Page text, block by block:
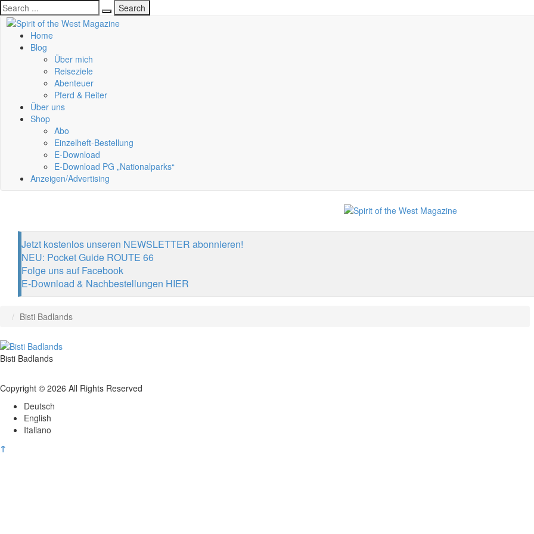
Home
Blog
Über mich
Reiseziele
Abenteuer
Pferd & Reiter
Über uns
Shop
Abo
Einzelheft-Bestellung
E-Download
E-Download PG „Nationalparks“
Anzeigen/Advertising
Jetzt kostenlos unseren NEWSLETTER abonnieren!
NEU: Pocket Guide ROUTE 66
Folge uns auf Facebook
E-Download & Nachbestellungen HIER
Bisti Badlands
Bisti Badlands
Copyright © 2026 All Rights Reserved
Deutsch
English
Italiano
↑